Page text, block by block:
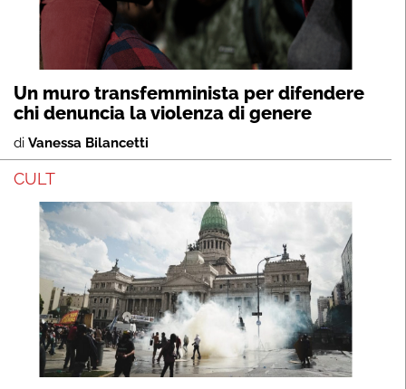
Un muro transfemminista per difendere
chi denuncia la violenza di genere
di Vanessa Bilancetti
CULT